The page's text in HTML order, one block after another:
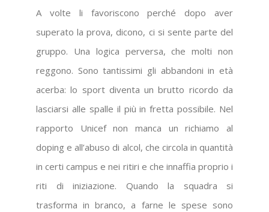
A volte li favoriscono perché dopo aver
superato la prova, dicono, ci si sente parte del
gruppo. Una logica perversa, che molti non
reggono. Sono tantissimi gli abbandoni in età
acerba: lo sport diventa un brutto ricordo da
lasciarsi alle spalle il più in fretta possibile. Nel
rapporto Unicef non manca un richiamo al
doping e all’abuso di alcol, che circola in quantità
in certi campus e nei ritiri e che innaffia proprio i
riti di iniziazione. Quando la squadra si
trasforma in branco, a farne le spese sono